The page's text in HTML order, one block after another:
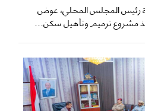
المجلس المحلي، عوض
مشروع ترميم وتأهيل سكن...